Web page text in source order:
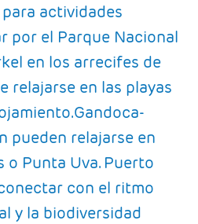
actividades
por el Parque Nacional
en los arrecifes de
relajarse en las playas
pueden relajarse en
o Punta Uva. Puerto
con el ritmo
y la biodiversidad